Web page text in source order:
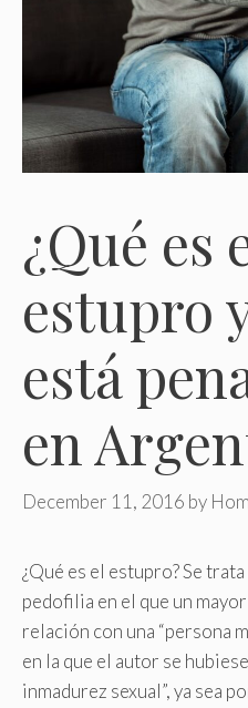
¿Qué es
estupro
está
en
December 11, 2016 by
¿Qué es el estupro? Se
pedofilia en el que un
relación con una “persona
en la que el autor se
inmadurez sexual”, ya sea